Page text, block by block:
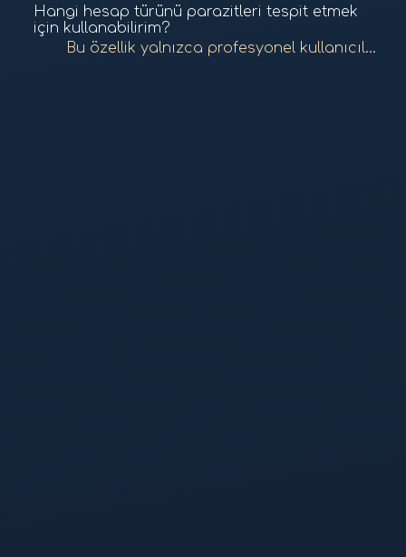
Hangi hesap türünü parazitleri tespit etmek
için kullanabilirim?
Bu özellik yalnızca profesyonel kullanıcılar için ayrılmıştır. Bilgilerin bir profesyonel tarafından yorumlanması gerekmektedir ve bunun doğru ve sorumlu bir şekilde kullanılmasını sağlamayı amaçlıyoruz. Bu, enerjik bir değerlendirme...